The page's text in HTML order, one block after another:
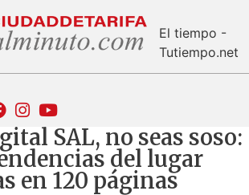
El tiempo -
Tutiempo.net
SAL, no seas soso:
del lugar
en 120 páginas